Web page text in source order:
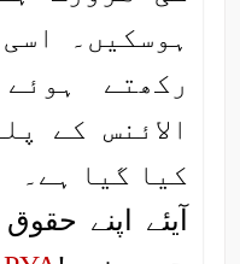
ہوسکیں۔
رکھتے
الائنس کے
کیا گیا ہے۔
آیئے اپنے